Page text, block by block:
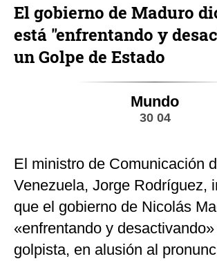
El gobierno de Maduro
está "enfrentando y
un Golpe de Estado
Mundo
30 04
El ministro de Comunicación
Venezuela, Jorge Rodríguez,
que el gobierno de Nicolás
«enfrentando y
golpista, en alusión al